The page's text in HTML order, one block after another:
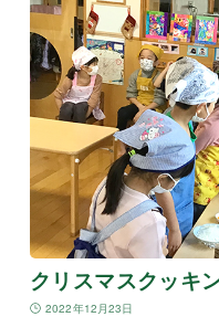
クリスマスクッキ
2022年12月23日